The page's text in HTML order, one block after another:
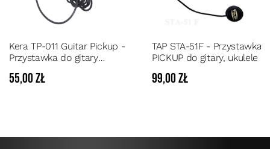
Kera TP-011 Guitar Pickup -
Przystawka do gitary
głośności
55,00 zł
TAP STA-51F - Przystawka
PICKUP do gitary, ukulele i
akustycznych z pudłem
99,00 zł